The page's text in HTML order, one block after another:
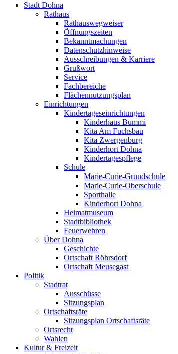
Stadt Dohna
Rathaus
Rathauswegweiser
Öffnungszeiten
Bekanntmachungen
Datenschutzhinweise
Ausschreibungen & Karriere
Grußwort
Service
Fachbereiche
Flächennutzungsplan
Einrichtungen
Kindertageseinrichtungen
Kinderhaus Bummi
Kita Am Fuchsbau
Kita Zwergenburg
Kinderhort Dohna
Kindertagespflege
Schule
Marie-Curie-Grundschule
Marie-Curie-Oberschule
Sporthalle
Kinderhort Dohna
Heimatmuseum
Stadtbibliothek
Feuerwehren
Über Dohna
Geschichte
Ortschaft Röhrsdorf
Ortschaft Meusegast
Politik
Stadtrat
Ausschüsse
Sitzungsplan
Ortschaftsräte
Sitzungsplan Ortschaftsräte
Ortsrecht
Wahlen
Kultur & Freizeit